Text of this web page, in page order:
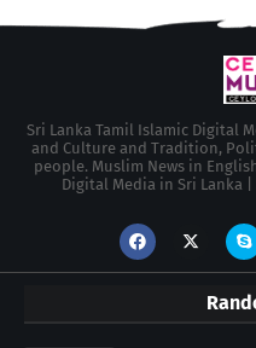
Sri Lanka Tamil Islamic Digital
and Culture and Tradition,
people. Muslim News in
Digital Media in Sri Lanka